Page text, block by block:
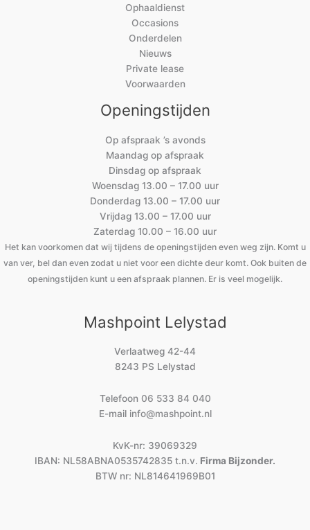
Ophaaldienst
Occasions
Onderdelen
Nieuws
Private lease
Voorwaarden
Openingstijden
Op afspraak ’s avonds
Maandag op afspraak
Dinsdag op afspraak
Woensdag 13.00 – 17.00 uur
Donderdag 13.00 – 17.00 uur
Vrijdag 13.00 – 17.00 uur
Zaterdag 10.00 – 16.00 uur
Het kan voorkomen dat wij tijdens de openingstijden even weg zijn. Komt u
van ver, bel dan even zodat u niet voor een dichte deur komt. Ook buiten de
openingstijden kunt u een afspraak plannen. Er is veel mogelijk.
Mashpoint Lelystad
Verlaatweg 42-44
8243 PS Lelystad
Telefoon 06 533 84 040
E-mail info@mashpoint.nl
KvK-nr: 39069329
IBAN: NL58ABNA0535742835 t.n.v. Firma Bijzonder.
BTW nr: NL814641969B01